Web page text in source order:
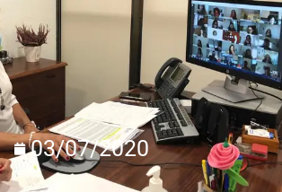
03/07/2020